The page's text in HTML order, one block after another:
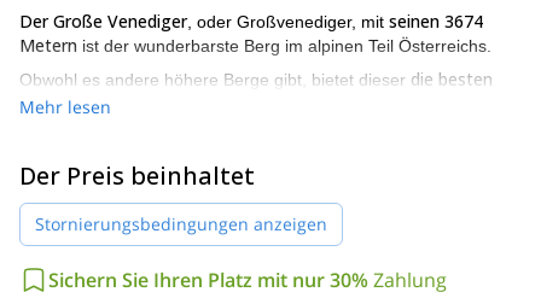
Der Große Venediger, oder Großvenediger, mit seinen 3674
Metern ist der wunderbarste Berg im alpinen Teil Österreichs.
Obwohl es andere höhere Berge gibt, bietet dieser die besten
Aussichtenauf die umliegenden Landschaften.
Sobald wir den Gipfel erreichen, werden Sie von spektakulären
Diese Kulisse ist Teil des
wunderschönen Nationalparks Hohe Tauern.
Mehr lesen
Der Preis beinhaltet
Stornierungsbedingungen anzeigen
Sichern Sie Ihren Platz mit nur 30%Zahlung